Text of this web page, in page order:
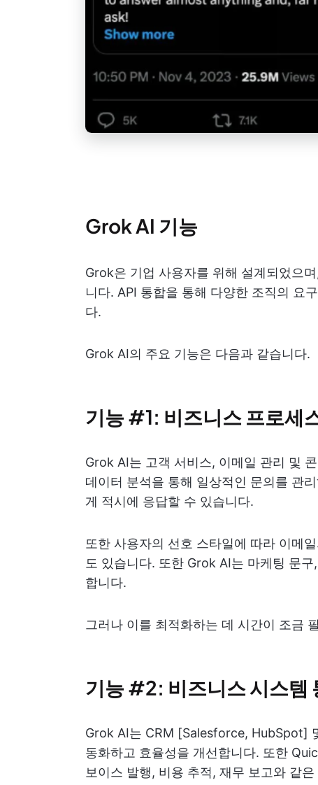
Grok AI 기능
Grok은 기업 사용자를 위해 설계되었으
니다. API 통합을 통해 다양한 조직의 요
다.
Grok AI의 주요 기능은 다음과 같습니다.
기능 #1: 비즈니스 프로세
Grok AI는 고객 서비스, 이메일 관리 및
데이터 분석을 통해 일상적인 문의를 관
게 적시에 응답할 수 있습니다.
또한 사용자의 선호 스타일에 따라 이메
도 있습니다. 또한 Grok AI는 마케팅 문
합니다.
그러나 이를 최적화하는 데 시간이 조금
기능 #2: 비즈니스 시스템
Grok AI는 CRM [Salesforce, HubSpot]
동화하고 효율성을 개선합니다. 또한
보이스 발행, 비용 추적, 재무 보고와 같